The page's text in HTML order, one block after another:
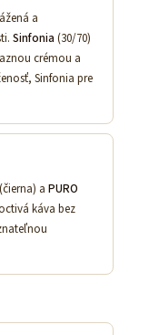
a
Sinfonia (30/70)
crémou a
Sinfonia pre
(čierna) a PURO
káva bez